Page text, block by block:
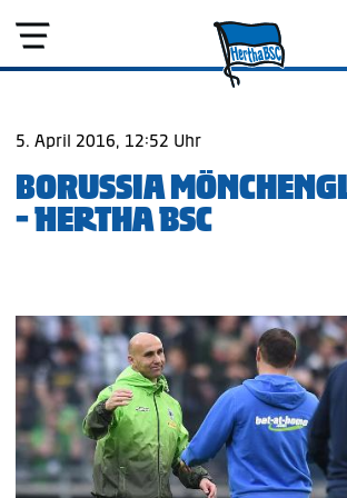
5. April 2016, 12:52 Uhr
BORUSSIA
- HERTHA BSC